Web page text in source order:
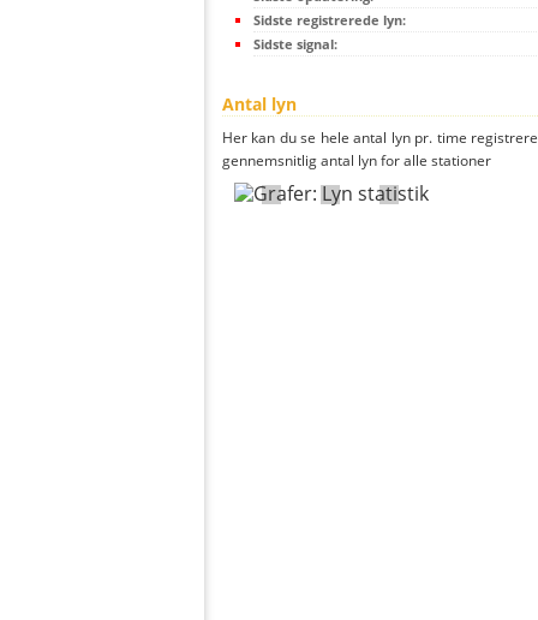
Sidste registrerede lyn:
Sidste signal:
Antal lyn
Her kan du se hele antal lyn pr. time
gennemsnitlig antal lyn for alle stationer